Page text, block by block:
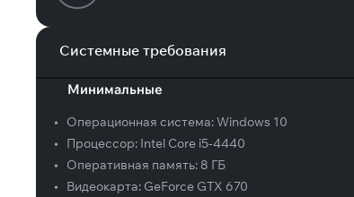
Системные требования
Минимальные
• Операционная система:Windows 10
•
Процессор: Intel Core i5-4440
•
Оперативная память: 8 ГБ
•
Видеокарта: GeForce GTX 670